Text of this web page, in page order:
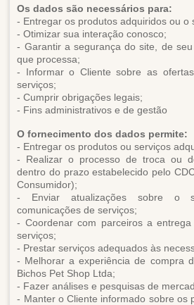
Os dados são necessários para:
- Entregar os produtos adquiridos ou o
- Otimizar sua interação conosco;
- Garantir a segurança do site, de
que processa;
- Informar o Cliente sobre as
serviços;
- Cumprir obrigações legais;
- Fins administrativos e de gestão
O fornecimento dos dados permite:
- Entregar os produtos ou serviços
- Realizar o processo de troca ou
dentro do prazo estabelecido pelo
Consumidor);
- Enviar atualizações sobre o
comunicações de serviços;
- Coordenar com parceiros a
serviços;
- Prestar serviços adequados às
- Melhorar a experiência de compra
Bichos Pet Shop Ltda;
- Fazer análises e pesquisas de
- Manter o Cliente informado sobre os